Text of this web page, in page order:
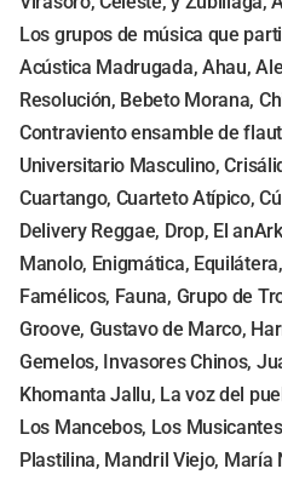
Los grupos de música que
Acústica Madrugada, Ahau,
Resolución, Bebeto Morana,
Contraviento ensamble de
Universitario Masculino,
Cuartango, Cuarteto Atípico,
Delivery Reggae, Drop, El
Manolo, Enigmática,
Famélicos, Fauna, Grupo de
Groove, Gustavo de Marco,
Gemelos, Invasores Chinos,
Khomanta Jallu, La voz del
Los Mancebos, Los
Plastilina, Mandril Viejo, María